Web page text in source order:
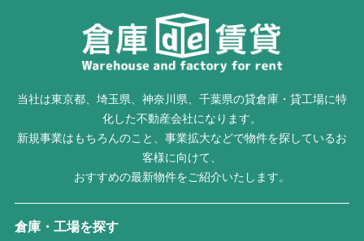
当社は東京都、埼玉県、神奈川県、千葉県の貸倉庫・貸工場に特
化した不動産会社になります。
新規事業はもちろんのこと、事業拡大などで物件を探しているお
客様に向けて、
おすすめの最新物件をご紹介いたします。
倉庫・工場を探す